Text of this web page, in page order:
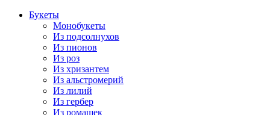
Букеты
Монобукеты
Из подсолнухов
Из пионов
Из роз
Из хризантем
Из альстромерий
Из лилий
Из гербер
Из ромашек